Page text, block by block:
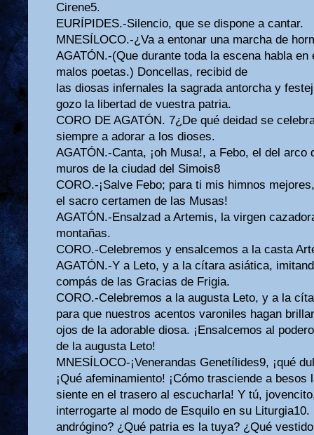
Cirene5.
EURÍPIDES.-Silencio, que se dispone a cantar.
MNESÍLOCO.-¿Va a entonar una marcha de
AGATÓN.-(Que durante toda la escena habla
malos poetas.) Doncellas, recibid de
las diosas infernales la sagrada antorcha y
gozo la libertad de vuestra patria.
CORO DE AGATÓN. 7¿De qué deidad se
siempre a adorar a los dioses.
AGATÓN.-Canta, ¡oh Musa!, a Febo, el del arco
muros de la ciudad del Simois8
CORO.-¡Salve Febo; para ti mis himnos
el sacro certamen de las Musas!
AGATÓN.-Ensalzad a Artemis, la virgen
montañas.
CORO.-Celebremos y ensalcemos a la casta
AGATÓN.-Y a Leto, y a la cítara asiática,
compás de las Gracias de Frigia.
CORO.-Celebremos a la augusta Leto, y a la
para que nuestros acentos varoniles hagan
ojos de la adorable diosa. ¡Ensalcemos al
de la augusta Leto!
MNESÍLOCO-¡Venerandas Genetílides9, ¡qué
¡Qué afeminamiento! ¡Cómo trasciende a
siente en el trasero al escucharla! Y tú,
interrogarte al modo de Esquilo en su
andrógino? ¿Qué patria es la tuya? ¿Qué